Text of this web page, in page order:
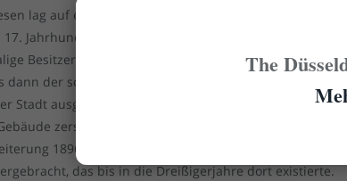
lag auf einem Hügel, der Hundsberg genannt wurde,
Jahrhunderts über gut 150 Jahre einfach „Weiler am
Besitzer ohne Erben gestorben war, wurde das Gut
dann der schwerreiche Herzog von Arenberg, der auf
Stadt ausgedehnte Ländereien besaß. Bei einem
zerstört, der Hof wurde nur teilweise
1896 von der Stadt erworben. Hier war unter
das bis in die Dreißigerjahre dort existierte.
The